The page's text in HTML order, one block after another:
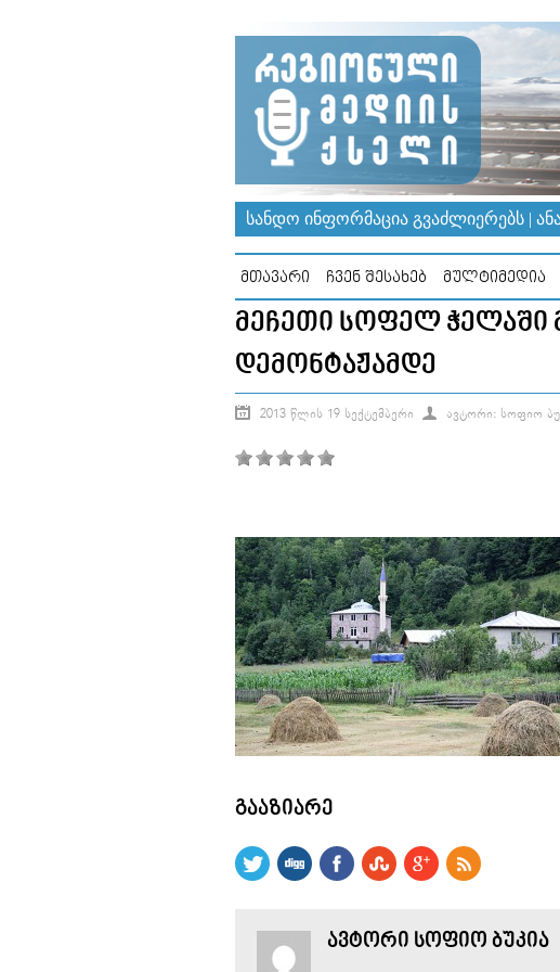
ᲡᲐᲜᲓᲝ ᲘᲜᲤᲝᲠᲛᲐᲪᲘᲐ ᲒᲕᲐᲫᲚᲘᲔᲠᲔᲑᲡ |
ᲛᲗᲐᲕᲐᲠᲘ ᲩᲕᲔᲜ ᲨᲔᲡᲐᲮᲔᲑ ᲛᲣᲚᲢᲘᲛᲔᲓᲘᲐ
ᲛᲔᲩᲔᲗᲘ ᲡᲝᲤᲔᲚ ᲭᲔᲚᲐᲨᲘ
ᲓᲔᲛᲝᲜᲢᲐᲟᲐᲛᲓᲔ
2013 ᲬᲚᲘᲡ 19 ᲡᲔᲥᲢᲔᲛᲑᲔᲠᲘ ᲐᲕᲢᲝᲠᲘ: ᲡᲝᲤᲘᲝ
ᲒᲐᲐᲖᲘᲐᲠᲔ
ᲐᲕᲢᲝᲠᲘ ᲡᲝᲤᲘᲝ ᲑᲣᲙᲘᲐ